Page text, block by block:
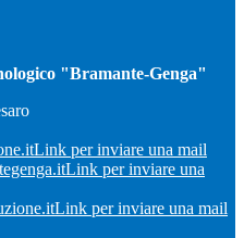
"Bramante-Genga"
Link per inviare una mail
Link per inviare una
Link per inviare una mail